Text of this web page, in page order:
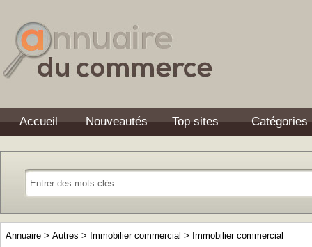
Accueil Nouveautés Top sites Catégories
Annuaire > Autres > Immobilier commercial > Immobilier commercial